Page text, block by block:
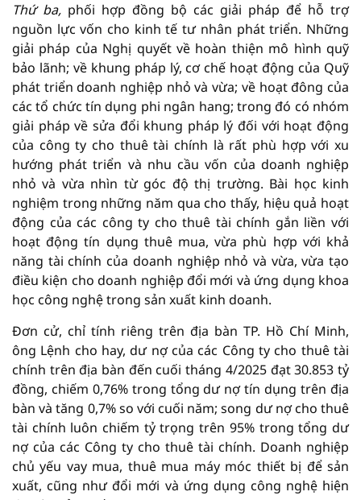
Thứ ba, phối hợp đồng bộ các giải pháp để hỗ trợ
nguồn lực vốn cho kinh tế tư nhân phát triển. Những
giải pháp của Nghị quyết về hoàn thiện mô hình quỹ
bảo lãnh; về khung pháp lý, cơ chế hoạt động của Quỹ
phát triển doanh nghiệp nhỏ và vừa; về hoạt đông của
các tổ chức tín dụng phi ngân hang; trong đó có nhóm
giải pháp về sửa đổi khung pháp lý đối với hoạt động
của công ty cho thuê tài chính là rất phù hợp với xu
hướng phát triển và nhu cầu vốn của doanh nghiệp
nhỏ và vừa nhìn từ góc độ thị trường. Bài học kinh
nghiệm trong những năm qua cho thấy, hiệu quả hoạt
động của các công ty cho thuê tài chính gắn liền với
hoạt động tín dụng thuê mua, vừa phù hợp với khả
năng tài chính của doanh nghiệp nhỏ và vừa, vừa tạo
điều kiện cho doanh nghiệp đổi mới và ứng dụng khoa
học công nghệ trong sản xuất kinh doanh.
Đơn cử, chỉ tính riêng trên địa bàn TP. Hồ Chí Minh,
ông Lệnh cho hay, dư nợ của các Công ty cho thuê tài
chính trên địa bàn đến cuối tháng 4/2025 đạt 30.853 tỷ
đồng, chiếm 0,76% trong tổng dư nợ tín dụng trên địa
bàn và tăng 0,7% so với cuối năm; song dư nợ cho thuê
tài chính luôn chiếm tỷ trọng trên 95% trong tổng dư
nợ của các Công ty cho thuê tài chính. Doanh nghiệp
chủ yếu vay mua, thuê mua máy móc thiết bị để sản
xuất, cũng như đổi mới và ứng dụng công nghệ hiện